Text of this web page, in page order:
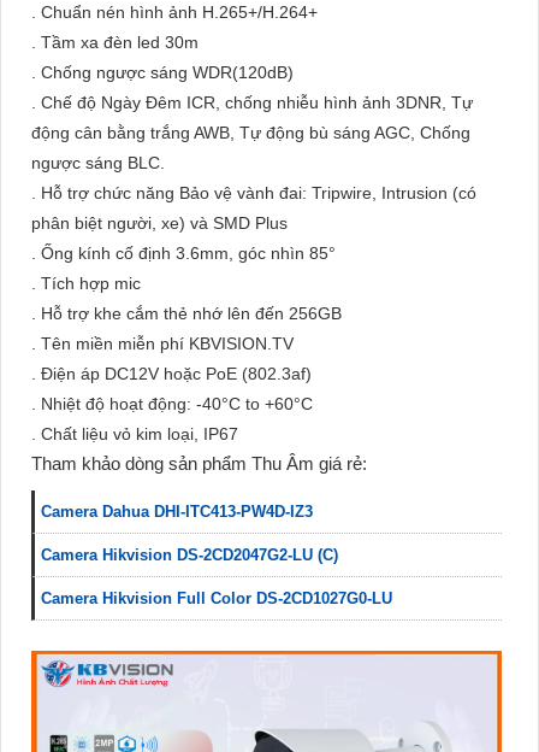
. Chuẩn nén hình ảnh H.265+/H.264+
. Tầm xa đèn led 30m
. Chống ngược sáng WDR(120dB)
. Chế độ Ngày Đêm ICR, chống nhiễu hình ảnh 3DNR, Tự
động cân bằng trắng AWB, Tự động bù sáng AGC, Chống
ngược sáng BLC.
. Hỗ trợ chức năng Bảo vệ vành đai: Tripwire, Intrusion (có
phân biệt người, xe) và SMD Plus
. Ống kính cố định 3.6mm, góc nhìn 85°
. Tích hợp mic
. Hỗ trợ khe cắm thẻ nhớ lên đến 256GB
. Tên miền miễn phí KBVISION.TV
. Điện áp DC12V hoặc PoE (802.3af)
. Nhiệt độ hoạt động: -40°C to +60°C
. Chất liệu vỏ kim loại, IP67
Tham khảo dòng sản phẩm Thu Âm giá rẻ:
Camera Dahua DHI-ITC413-PW4D-IZ3
Camera Hikvision DS-2CD2047G2-LU (C)
Camera Hikvision Full Color DS-2CD1027G0-LU